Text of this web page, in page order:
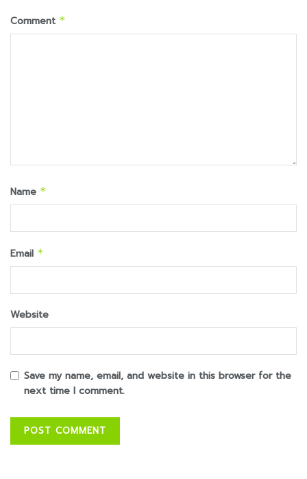
Comment *
Name *
Email *
Website
Save my name, email, and website in this browser for the
next time I comment.